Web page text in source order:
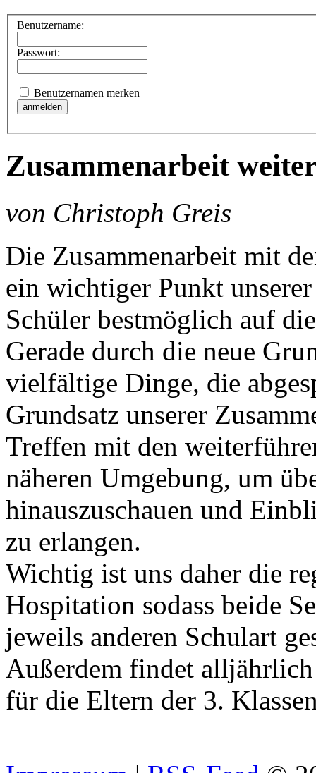
Benutzername:
Passwort:
Benutzernamen merken
Zusammenarbeit
von Christoph Greis
Die Zusammenarbeit mit
ein wichtiger Punkt
Schüler bestmöglich auf
Gerade durch die neue
vielfältige Dinge, die
Grundsatz unserer
Treffen mit den
näheren Umgebung, um
hinauszuschauen und
zu erlangen.
Wichtig ist uns daher die
Hospitation sodass beide
jeweils anderen Schulart
Außerdem findet
für die Eltern der 3.